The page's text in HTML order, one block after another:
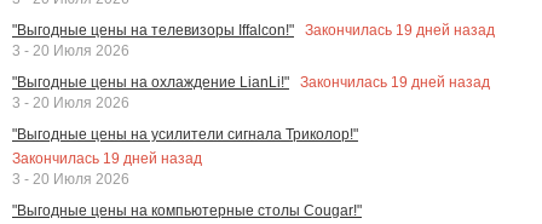
"Выгодные цены на телевизоры Iffalcon!"
Закончилась 19 дней назад
3 - 20 Июля 2026
"Выгодные цены на охлаждение LianLi!"
Закончилась 19 дней назад
3 - 20 Июля 2026
"Выгодные цены на усилители сигнала Триколор!"
Закончилась 19 дней назад
3 - 20 Июля 2026
"Выгодные цены на компьютерные столы Cougar!"